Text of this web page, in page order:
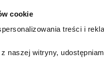
cookie
treści i
naszej witryny,